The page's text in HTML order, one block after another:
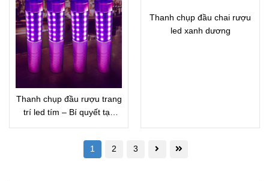
Thanh chụp đầu rượu trang
trí led tím – Bí quyết tạo
Thanh chụp đầu chai rượu
led xanh dương
1 2 3